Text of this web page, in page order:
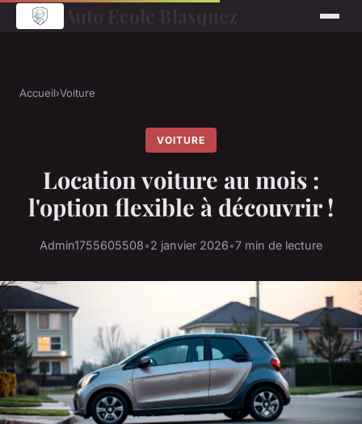
Accueil›Voiture
VOITURE
Location voiture au mois :
l'option flexible à découvrir !
Admin1755605508•2 janvier 2026•7 min de lecture